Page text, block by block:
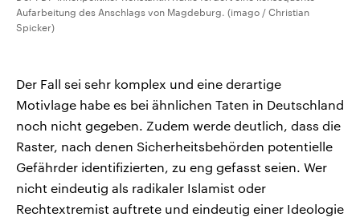
Aufarbeitung des Anschlags von Magdeburg. (imago / Christian
Spicker)
Der Fall sei sehr komplex und eine derartige
Motivlage habe es bei ähnlichen Taten in Deutschland
noch nicht gegeben. Zudem werde deutlich, dass die
Raster, nach denen Sicherheitsbehörden potentielle
Gefährder identifizierten, zu eng gefasst seien. Wer
nicht eindeutig als radikaler Islamist oder
Rechtextremist auftrete und eindeutig einer Ideologie